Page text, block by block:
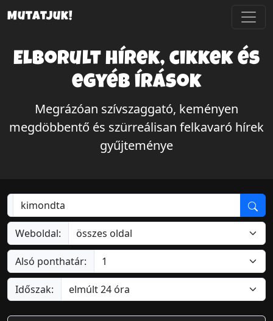
Mutatjuk!
Elborult hírek, cikkek és
egyéb írások
Megrázóan szívszaggató, keményen
megdöbbentő és szürreálisan felkavaró hírek
gyűjteménye
Weboldal:
Alsó ponthatár:
Időszak: